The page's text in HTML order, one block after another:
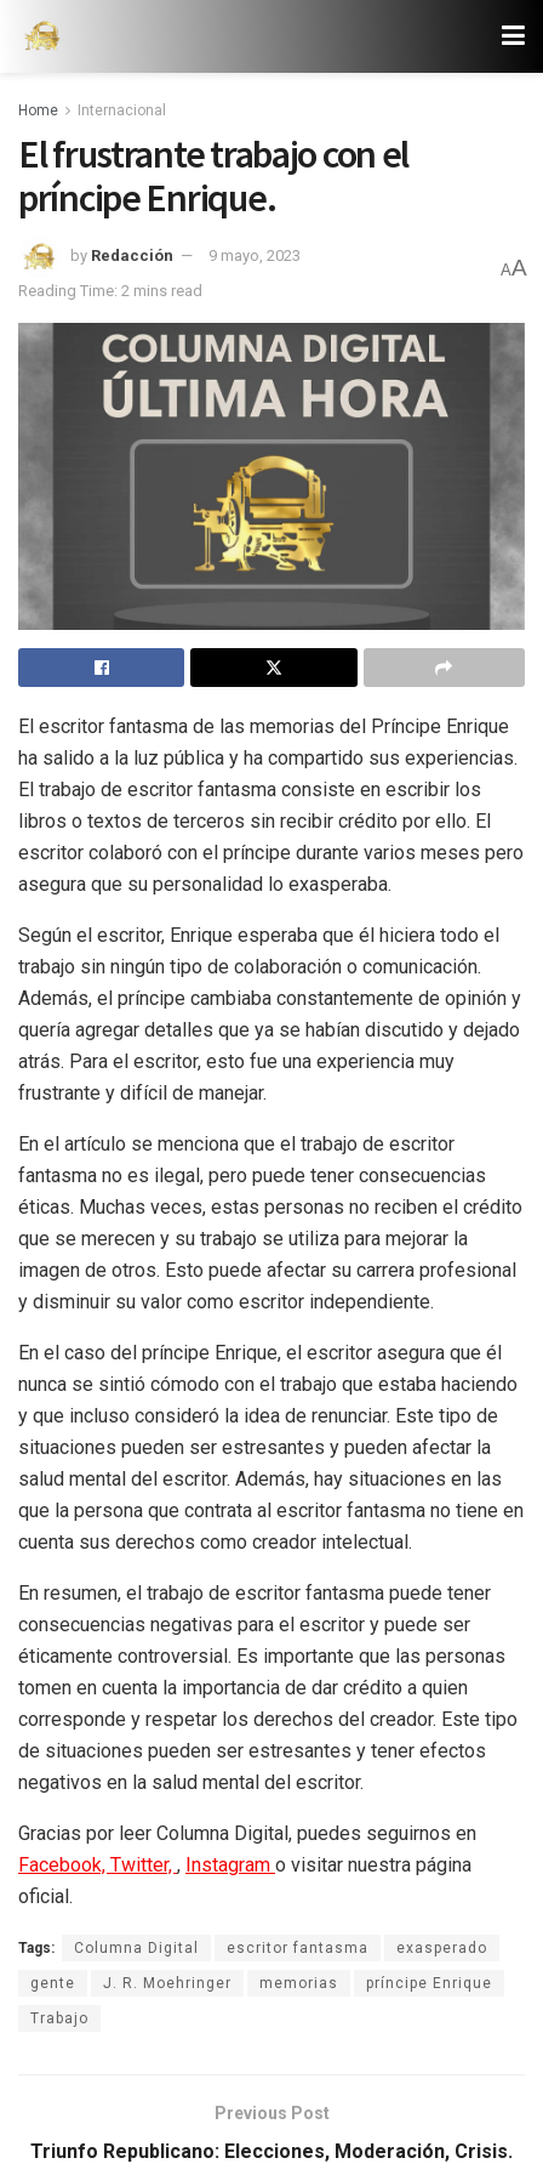
Home Internacional
El frustrante trabajo con el
príncipe Enrique.
by Redacción
9 mayo, 2023
Reading Time: 2 mins read
AA
El escritor fantasma de las memorias del Príncipe Enrique
ha salido a la luz pública y ha compartido sus experiencias.
El trabajo de escritor fantasma consiste en escribir los
libros o textos de terceros sin recibir crédito por ello. El
escritor colaboró con el príncipe durante varios meses pero
asegura que su personalidad lo exasperaba.
Según el escritor, Enrique esperaba que él hiciera todo el
trabajo sin ningún tipo de colaboración o comunicación.
Además, el príncipe cambiaba constantemente de opinión y
quería agregar detalles que ya se habían discutido y dejado
atrás. Para el escritor, esto fue una experiencia muy
frustrante y difícil de manejar.
En el artículo se menciona que el trabajo de escritor
fantasma no es ilegal, pero puede tener consecuencias
éticas. Muchas veces, estas personas no reciben el crédito
que se merecen y su trabajo se utiliza para mejorar la
imagen de otros. Esto puede afectar su carrera profesional
y disminuir su valor como escritor independiente.
En el caso del príncipe Enrique, el escritor asegura que él
nunca se sintió cómodo con el trabajo que estaba haciendo
y que incluso consideró la idea de renunciar. Este tipo de
situaciones pueden ser estresantes y pueden afectar la
salud mental del escritor. Además, hay situaciones en las
que la persona que contrata al escritor fantasma no tiene en
cuenta sus derechos como creador intelectual.
En resumen, el trabajo de escritor fantasma puede tener
consecuencias negativas para el escritor y puede ser
éticamente controversial. Es importante que las personas
tomen en cuenta la importancia de dar crédito a quien
corresponde y respetar los derechos del creador. Este tipo
de situaciones pueden ser estresantes y tener efectos
negativos en la salud mental del escritor.
Gracias por leer Columna Digital, puedes seguirnos en
Facebook, Twitter, , Instagram o visitar nuestra página
oficial.
Tags: Columna Digital escritor fantasma exasperado
gente J. R. Moehringer memorias príncipe Enrique
Trabajo
Previous Post
Triunfo Republicano: Elecciones, Moderación, Crisis.